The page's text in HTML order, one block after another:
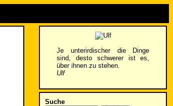
Je unterirdischer die Dinge
sind, desto schwerer ist es,
über ihnen zu stehen.
Ulf
Suche